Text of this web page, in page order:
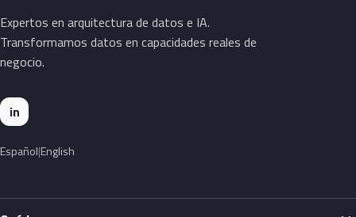
Expertos en arquitectura de datos e IA.
Transformamos datos en capacidades reales de
negocio.
in
Español English